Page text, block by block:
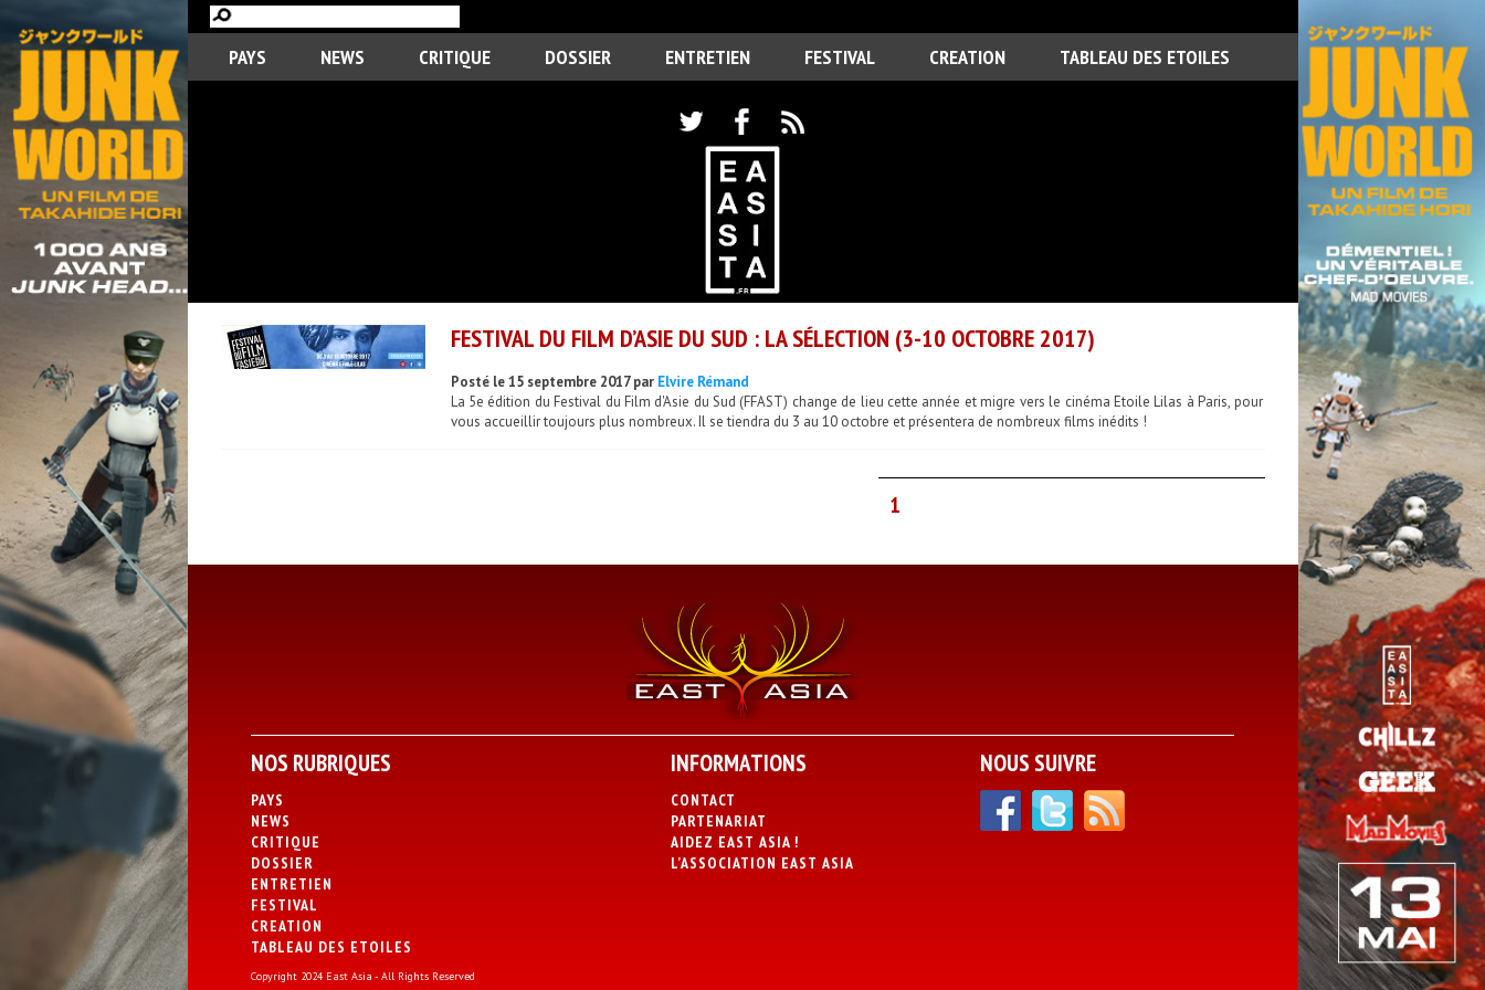
PAYS NEWS CRITIQUE DOSSIER ENTRETIEN FESTIVAL CREATION TABLEAU DES ETOILES
FESTIVAL DU FILM D’ASIE DU SUD : LA SÉLECTION (3-10 OCTOBRE 2017)
Posté le 15 septembre 2017 par Elvire Rémand
La 5e édition du Festival du Film d'Asie du Sud (FFAST) change de lieu cette année et migre vers le cinéma Etoile Lilas à Paris, pour
vous accueillir toujours plus nombreux. Il se tiendra du 3 au 10 octobre et présentera de nombreux films inédits !
1
NOS RUBRIQUES
PAYS
NEWS
CRITIQUE
DOSSIER
ENTRETIEN
FESTIVAL
CREATION
TABLEAU DES ETOILES
INFORMATIONS
CONTACT
PARTENARIAT
AIDEZ EAST ASIA !
L’ASSOCIATION EAST ASIA
NOUS SUIVRE
Copyright 2024 East Asia - All Rights Reserved